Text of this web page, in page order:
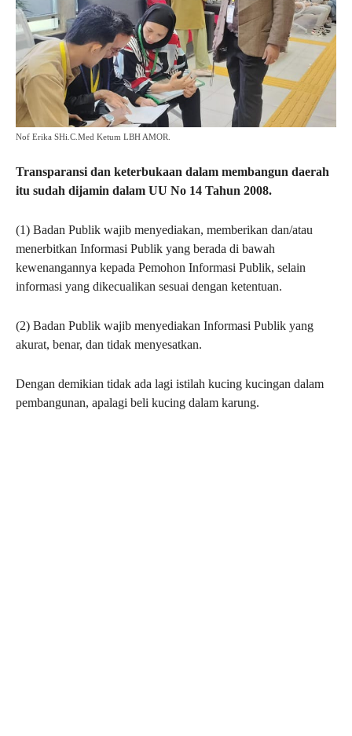
Nof Erika SHi.C.Med Ketum LBH AMOR.
Transparansi dan keterbukaan dalam membangun daerah
itu sudah dijamin dalam UU No 14 Tahun 2008.
(1) Badan Publik wajib menyediakan, memberikan dan/atau
menerbitkan Informasi Publik yang berada di bawah
kewenangannya kepada Pemohon Informasi Publik, selain
informasi yang dikecualikan sesuai dengan ketentuan.
(2) Badan Publik wajib menyediakan Informasi Publik yang
akurat, benar, dan tidak menyesatkan.
Dengan demikian tidak ada lagi istilah kucing kucingan dalam
pembangunan, apalagi beli kucing dalam karung.